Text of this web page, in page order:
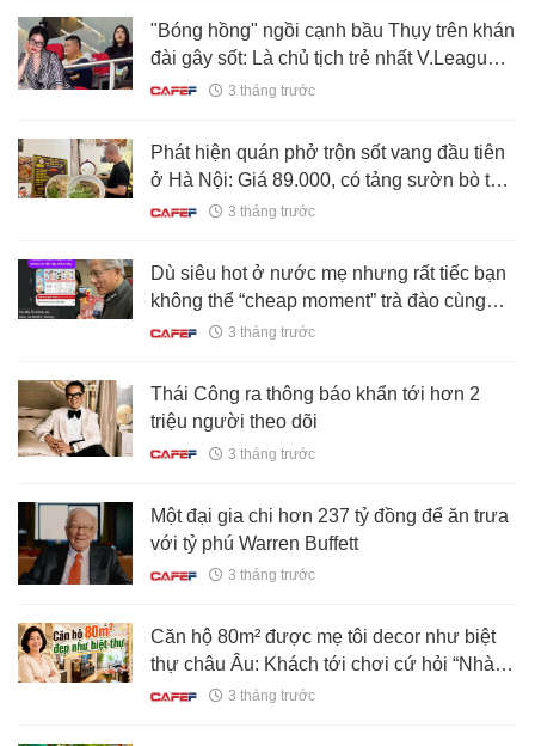
"Bóng hồng" ngồi cạnh bầu Thụy trên khán
đài gây sốt: Là chủ tịch trẻ nhất V.League,
học vấn không phải dạng vừa
3 tháng trước
Phát hiện quán phở trộn sốt vang đầu tiên
ở Hà Nội: Giá 89.000, có tảng sườn bò to
vật vã
3 tháng trước
Dù siêu hot ở nước mẹ nhưng rất tiếc bạn
không thể “cheap moment” trà đào cùng
Tổng tài Jensen Huang ở Việt Nam
3 tháng trước
Thái Công ra thông báo khẩn tới hơn 2
triệu người theo dõi
3 tháng trước
Một đại gia chi hơn 237 tỷ đồng để ăn trưa
với tỷ phú Warren Buffett
3 tháng trước
Căn hộ 80m² được mẹ tôi decor như biệt
thự châu Âu: Khách tới chơi cứ hỏi “Nhà
này thật sự ở chung cư sao?”
3 tháng trước